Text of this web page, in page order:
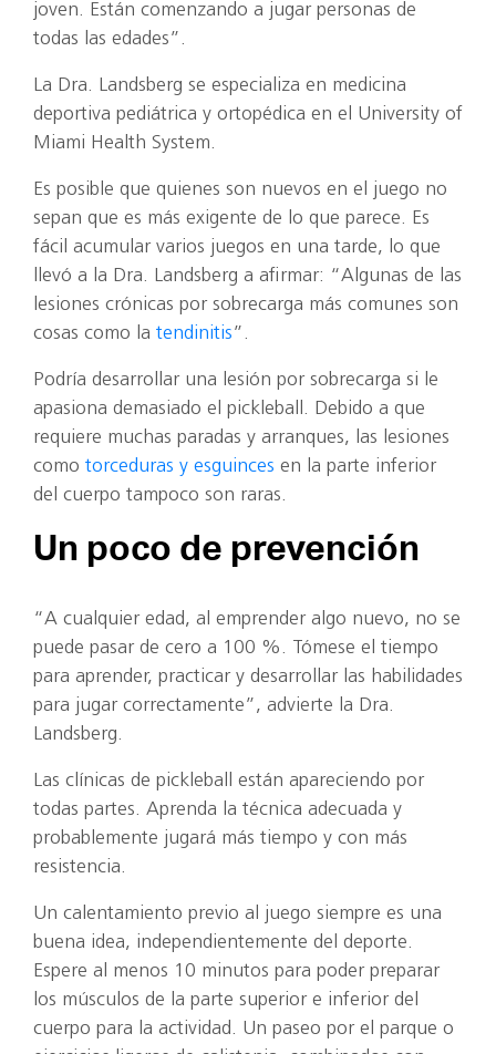
joven. Están comenzando a jugar personas de
todas las edades”.
La Dra. Landsberg se especializa en medicina
deportiva pediátrica y ortopédica en el University of
Miami Health System.
Es posible que quienes son nuevos en el juego no
sepan que es más exigente de lo que parece. Es
fácil acumular varios juegos en una tarde, lo que
llevó a la Dra. Landsberg a afirmar: “Algunas de las
lesiones crónicas por sobrecarga más comunes son
cosas como la tendinitis”.
Podría desarrollar una lesión por sobrecarga si le
apasiona demasiado el pickleball. Debido a que
requiere muchas paradas y arranques, las lesiones
como torceduras y esguinces en la parte inferior
del cuerpo tampoco son raras.
Un poco de prevención
“A cualquier edad, al emprender algo nuevo, no se
puede pasar de cero a 100 %. Tómese el tiempo
para aprender, practicar y desarrollar las habilidades
para jugar correctamente”, advierte la Dra.
Landsberg.
Las clínicas de pickleball están apareciendo por
todas partes. Aprenda la técnica adecuada y
probablemente jugará más tiempo y con más
resistencia.
Un calentamiento previo al juego siempre es una
buena idea, independientemente del deporte.
Espere al menos 10 minutos para poder preparar
los músculos de la parte superior e inferior del
cuerpo para la actividad. Un paseo por el parque o